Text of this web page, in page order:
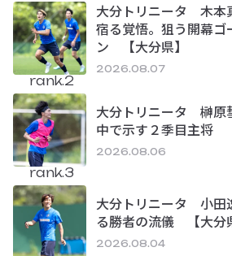
大分トリニータ 木
宿る覚悟。狙う開幕ゴ
ン 【大分県】
2026.08.07
rank.2
大分トリニータ 榊
中で示す２季目主将
2026.08.06
rank.3
大分トリニータ 小
る勝者の流儀 【大分
2026.08.04